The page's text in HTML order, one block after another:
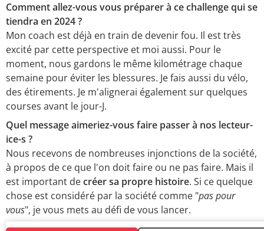
Comment allez-vous vous préparer à ce challenge qui se
tiendra en 2024 ?
Mon coach est déjà en train de devenir fou. Il est très
excité par cette perspective et moi aussi. Pour le
moment, nous gardons le même kilométrage chaque
semaine pour éviter les blessures. Je fais aussi du vélo,
des étirements. Je m'alignerai également sur quelques
courses avant le jour-J.
Quel message aimeriez-vous faire passer à nos lecteur-
ice-s ?
Nous recevons de nombreuses injonctions de la société,
à propos de ce que l'on doit faire ou ne pas faire. Mais il
est important decréer sa propre histoire. Si ce quelque
chose est considéré par la société comme "pas pour
vous", je vous mets au défi de vous lancer.